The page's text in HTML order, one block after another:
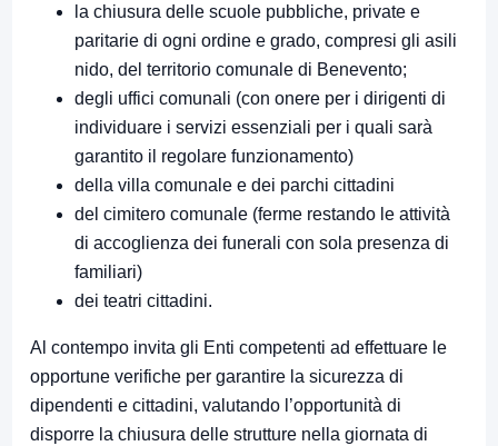
la chiusura delle scuole pubbliche, private e
paritarie di ogni ordine e grado, compresi gli asili
nido, del territorio comunale di Benevento;
degli uffici comunali (con onere per i dirigenti di
individuare i servizi essenziali per i quali sarà
garantito il regolare funzionamento)
della villa comunale e dei parchi cittadini
del cimitero comunale (ferme restando le attività
di accoglienza dei funerali con sola presenza di
familiari)
dei teatri cittadini.
Al contempo invita gli Enti competenti ad effettuare le
opportune verifiche per garantire la sicurezza di
dipendenti e cittadini, valutando l’opportunità di
disporre la chiusura delle strutture nella giornata di